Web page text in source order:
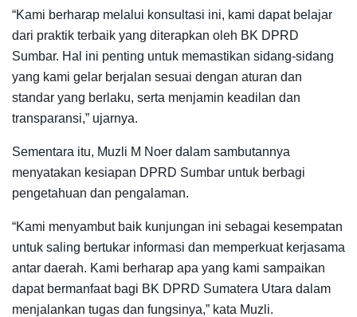
“Kami berharap melalui konsultasi ini, kami dapat belajar
dari praktik terbaik yang diterapkan oleh BK DPRD
Sumbar. Hal ini penting untuk memastikan sidang-sidang
yang kami gelar berjalan sesuai dengan aturan dan
standar yang berlaku, serta menjamin keadilan dan
transparansi,” ujarnya.
Sementara itu, Muzli M Noer dalam sambutannya
menyatakan kesiapan DPRD Sumbar untuk berbagi
pengetahuan dan pengalaman.
“Kami menyambut baik kunjungan ini sebagai kesempatan
untuk saling bertukar informasi dan memperkuat kerjasama
antar daerah. Kami berharap apa yang kami sampaikan
dapat bermanfaat bagi BK DPRD Sumatera Utara dalam
menjalankan tugas dan fungsinya,” kata Muzli.